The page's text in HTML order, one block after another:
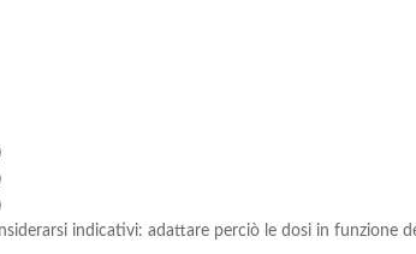
indicativi: adattare perciò le dosi in funzione